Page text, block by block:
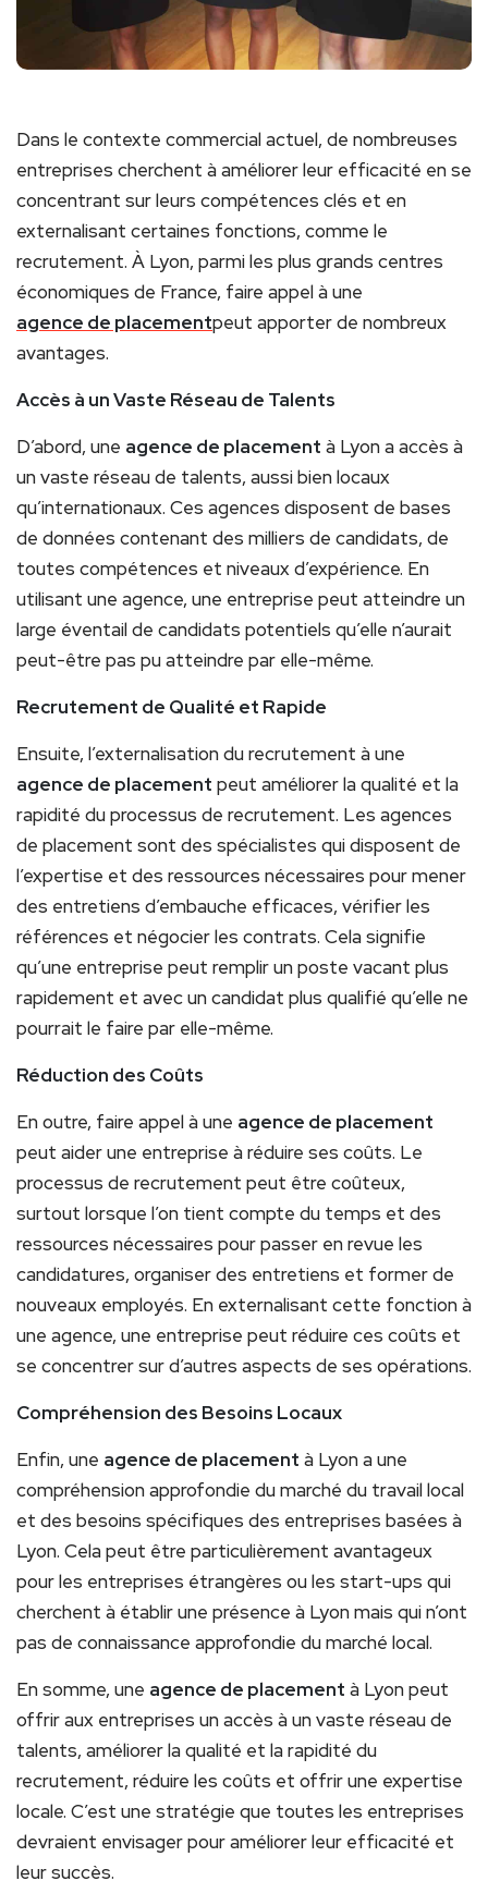
Dans le contexte commercial actuel, de nombreuses
entreprises cherchent à améliorer leur efficacité en se
concentrant sur leurs compétences clés et en
externalisant certaines fonctions, comme le
recrutement. À Lyon, parmi les plus grands centres
économiques de France, faire appel à une
agence de placementpeut apporter de nombreux
avantages.
Accès à un Vaste Réseau de Talents
D’abord, une agence de placement à Lyon a accès à
un vaste réseau de talents, aussi bien locaux
qu’internationaux. Ces agences disposent de bases
de données contenant des milliers de candidats, de
toutes compétences et niveaux d’expérience. En
utilisant une agence, une entreprise peut atteindre un
large éventail de candidats potentiels qu’elle n’aurait
peut-être pas pu atteindre par elle-même.
Recrutement de Qualité et Rapide
Ensuite, l’externalisation du recrutement à une
agence de placement peut améliorer la qualité et la
rapidité du processus de recrutement. Les agences
de placement sont des spécialistes qui disposent de
l’expertise et des ressources nécessaires pour mener
des entretiens d’embauche efficaces, vérifier les
références et négocier les contrats. Cela signifie
qu’une entreprise peut remplir un poste vacant plus
rapidement et avec un candidat plus qualifié qu’elle ne
pourrait le faire par elle-même.
Réduction des Coûts
En outre, faire appel à une agence de placement
peut aider une entreprise à réduire ses coûts. Le
processus de recrutement peut être coûteux,
surtout lorsque l’on tient compte du temps et des
ressources nécessaires pour passer en revue les
candidatures, organiser des entretiens et former de
nouveaux employés. En externalisant cette fonction à
une agence, une entreprise peut réduire ces coûts et
se concentrer sur d’autres aspects de ses opérations.
Compréhension des Besoins Locaux
Enfin, une agence de placement à Lyon a une
compréhension approfondie du marché du travail local
et des besoins spécifiques des entreprises basées à
Lyon. Cela peut être particulièrement avantageux
pour les entreprises étrangères ou les start-ups qui
cherchent à établir une présence à Lyon mais qui n’ont
pas de connaissance approfondie du marché local.
En somme, une agence de placement à Lyon peut
offrir aux entreprises un accès à un vaste réseau de
talents, améliorer la qualité et la rapidité du
recrutement, réduire les coûts et offrir une expertise
locale. C’est une stratégie que toutes les entreprises
devraient envisager pour améliorer leur efficacité et
leur succès.